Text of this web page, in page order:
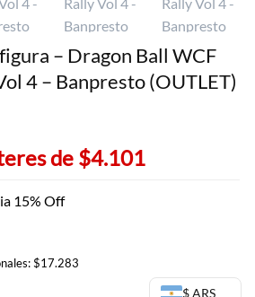
– Dragon Ball WCF
4 – Banpresto (OUTLET)
de $4.101
15% Off
$17.283
$ ARS
Ball WCF Treasure Rally Vol 4 -